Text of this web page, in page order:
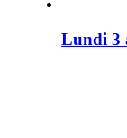
Lundi 3